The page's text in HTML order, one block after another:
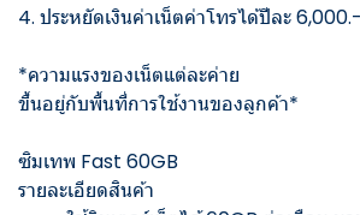
4. ประหยัดเงินค่าเน็ตค่าโทรได้ปีละ 6,000.-
*ความแรงของเน็ตแต่ละค่าย
ขึ้นอยู่กับพื้นที่การใช้งานของลูกค้า*
ซิมเทพ Fast 60GB
รายละเอียดสินค้า